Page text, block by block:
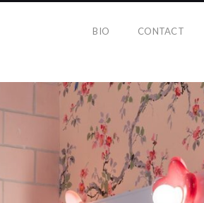
BIO CONTACT